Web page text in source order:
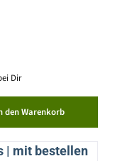
Dir
den Warenkorb
| mit bestellen